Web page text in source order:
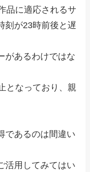
品に適応されるサ
刻が23時前後と遅
があるわけではな
となっており、親
であるのは間違い
活用してみてはい